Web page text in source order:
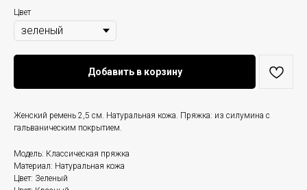
Цвет
Добавить в корзину
Женский ремень 2,5 см. Натуральная кожа. Пряжка: из силумина с
гальваническим покрытием.
Модель: Классическая пряжка
Материал: Натуральная кожа
Цвет: Зеленый